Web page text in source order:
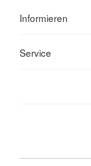
Informieren
Service